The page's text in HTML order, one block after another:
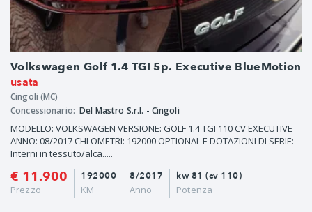
Volkswagen Golf 1.4 TGI 5p. Executive BlueMotion
usata
Cingoli (MC)
Concessionario: Del Mastro S.r.l. - Cingoli
MODELLO: VOLKSWAGEN VERSIONE: GOLF 1.4 TGI 110 CV EXECUTIVE
ANNO: 08/2017 CHLOMETRI: 192000 OPTIONAL E DOTAZIONI DI SERIE:
Interni in tessuto/alca.....
€ 11.900
Prezzo
8/2017
Anno
192000
KM
kw 81 (cv 110)
Potenza